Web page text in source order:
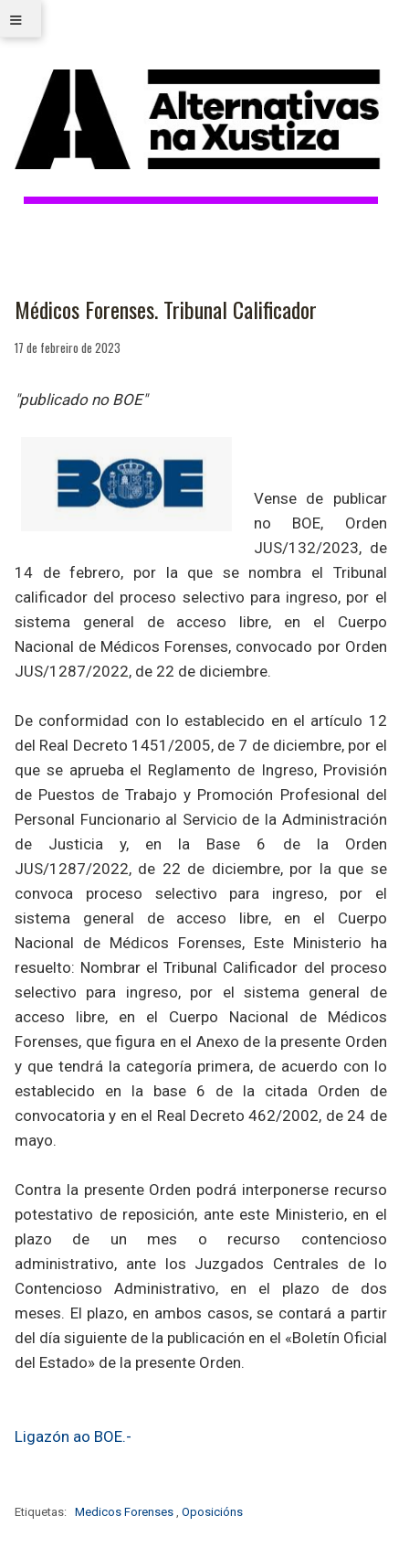
≡
Médicos Forenses. Tribunal Calificador
17 de febreiro de 2023
"publicado no BOE"
Vense de publicar
no BOE, Orden
JUS/132/2023, de
14 de febrero, por la que se nombra el Tribunal
calificador del proceso selectivo para ingreso, por el
sistema general de acceso libre, en el Cuerpo
Nacional de Médicos Forenses, convocado por Orden
JUS/1287/2022, de 22 de diciembre.
De conformidad con lo establecido en el artículo 12
del Real Decreto 1451/2005, de 7 de diciembre, por el
que se aprueba el Reglamento de Ingreso, Provisión
de Puestos de Trabajo y Promoción Profesional del
Personal Funcionario al Servicio de la Administración
de Justicia y, en la Base 6 de la Orden
JUS/1287/2022, de 22 de diciembre, por la que se
convoca proceso selectivo para ingreso, por el
sistema general de acceso libre, en el Cuerpo
Nacional de Médicos Forenses, Este Ministerio ha
resuelto: Nombrar el Tribunal Calificador del proceso
selectivo para ingreso, por el sistema general de
acceso libre, en el Cuerpo Nacional de Médicos
Forenses, que figura en el Anexo de la presente Orden
y que tendrá la categoría primera, de acuerdo con lo
establecido en la base 6 de la citada Orden de
convocatoria y en el Real Decreto 462/2002, de 24 de
mayo.
Contra la presente Orden podrá interponerse recurso
potestativo de reposición, ante este Ministerio, en el
plazo de un mes o recurso contencioso
administrativo, ante los Juzgados Centrales de lo
Contencioso Administrativo, en el plazo de dos
meses. El plazo, en ambos casos, se contará a partir
del día siguiente de la publicación en el «Boletín Oficial
del Estado» de la presente Orden.
Ligazón ao BOE.-
Etiquetas: Medicos Forenses Oposicións